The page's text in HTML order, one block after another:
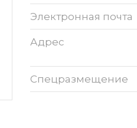
Электронная почта
Адрес
Спецразмещение